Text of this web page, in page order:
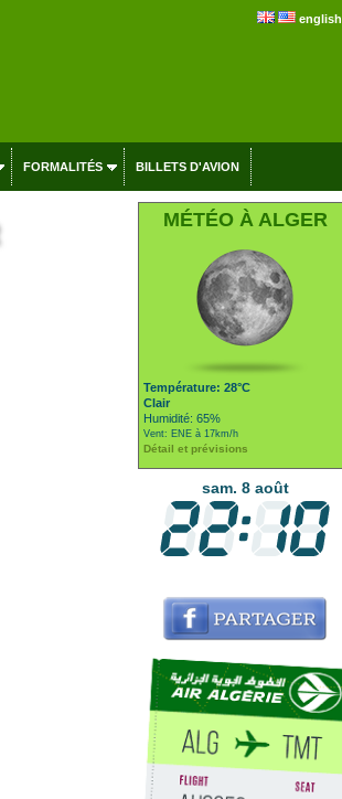
english
FORMALITÉS BILLETS D'AVION
MÉTÉO À ALGER
Température: 28°C
Clair
Humidité: 65%
Vent: ENE à 17km/h
Détail et prévisions
sam. 8 août